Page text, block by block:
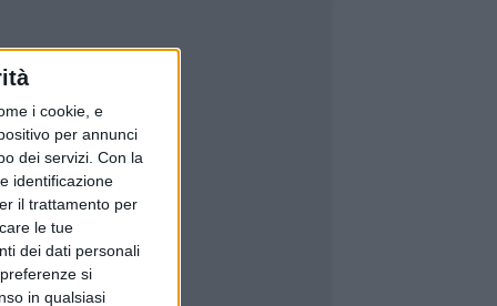
i cookie, e
per annunci
dei servizi. Con la
identificazione
il trattamento per
le tue
dei dati personali
si
in qualsiasi